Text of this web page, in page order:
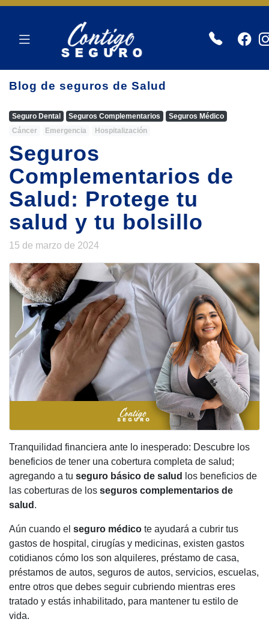
Blog de seguros de Salud
Seguro Dental Seguros Complementarios
Seguros Médico
Cáncer
Emergencia Hospitalización
Seguros
Complementarios de
Salud: Protege tu
salud y tu bolsillo
15 de marzo de 2024
Tranquilidad financiera ante lo inesperado: Descubre los
beneficios de tener una cobertura completa de salud;
agregando a tu seguro básico de salud
los beneficios de
las coberturas de los seguros complementarios de
salud .
Aún cuando el seguro médico te ayudará a cubrir tus
gastos de hospital, cirugías y medicinas, existen gastos
cotidianos cómo los son alquileres, préstamo de casa,
préstamos de autos, seguros de autos, servicios, escuelas,
entre otros que debes seguir cubriendo mientras eres
tratado y estás inhabilitado, para mantener tu estilo de
vida.